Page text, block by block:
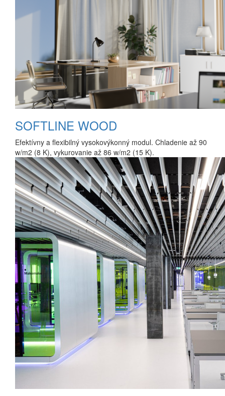
SOFTLINE WOOD
Efektívny a flexibilný vysokovýkonný modul. Chladenie až 90
w/m2 (8 K), vykurovanie až 86 w/m2 (15 K).